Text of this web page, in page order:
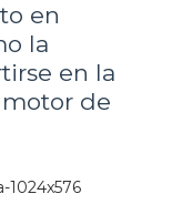
en
la
en la
de